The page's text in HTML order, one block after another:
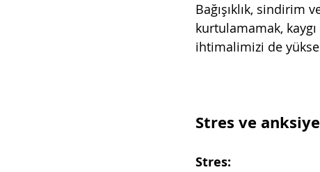
Bağışıklık,
kurtulamamak,
ihtimalimizi de
Stres ve
Stres: